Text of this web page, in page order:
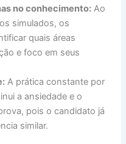
no conhecimento: Ao
simulados, os
quais áreas
e foco em seus
A prática constante por
a ansiedade e o
pois o candidato já
similar.